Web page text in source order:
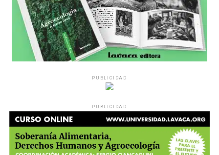
PUBLICIDAD
PUBLICIDAD